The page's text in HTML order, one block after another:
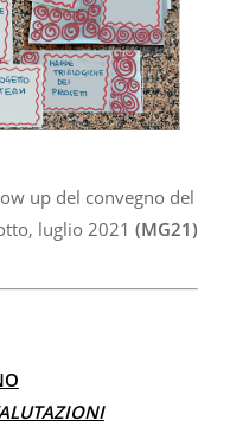
up del convegno del
luglio 2021 (MG21)